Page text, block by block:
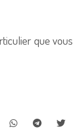
que vous